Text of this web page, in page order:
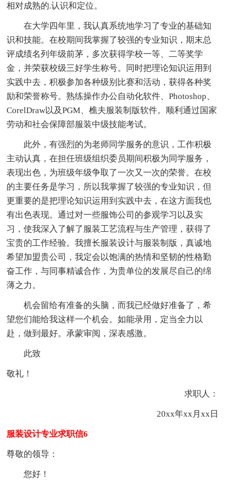
相对成熟的.认识和定位。
在大学四年里，我认真系统地学习了专业的基础知
识和技能。在校期间我掌握了较强的专业知识，期末总
评成绩名列年级前茅，多次获得学校一等、二等奖学
金，并荣获校级三好学生称号。同时把理论知识运用到
实践中去，积极参加各种级别比赛和活动，获得各种奖
励和荣誉称号。熟练操作办公自动化软件、Photoshop、
CorelDraw以及PGM、樵夫服装制版软件。顺利通过国家
劳动和社会保障部服装中级技能考试。
此外，有强烈的为老师同学服务的意识，工作积极
主动认真，在担任班级组织委员期间积极为同学服务，
表现出色，为班级年级争取了一次又一次的荣誉。在校
的主要任务是学习，所以我掌握了较强的专业知识，但
更重要的是把理论知识运用到实践中去，在这方面我也
有出色表现。通过对一些服饰公司的参观学习以及实
习，使我深入了解了服装工艺流程与生产管理，获得了
宝贵的工作经验。我擅长服装设计与服装制版，真诚地
希望加盟贵公司，我定会以饱满的热情和坚韧的性格勤
奋工作，与同事精诚合作，为贵单位的发展尽自己的绵
薄之力。
机会留给有准备的头脑，而我已经做好准备了，希
望您们能给我这样一个机会。如能录用，定当全力以
赴，做到最好。承蒙审阅，深表感激。
此致
敬礼！
求职人：
20xx年xx月xx日
服装设计专业求职信6
尊敬的领导：
您好！